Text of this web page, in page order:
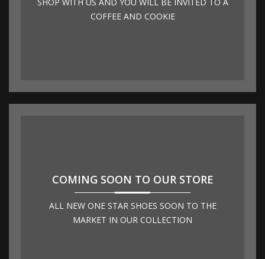
COFFEE AND COOKIE
COMING SOON TO OUR STORE
ALL NEW ONE STAR SHOES SOON TO THE
MARKET IN OUR COLLECTION